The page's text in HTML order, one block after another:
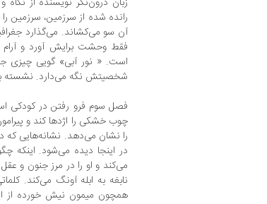
رانده شده از سرزمین، سرزمین
آن سو می‌کشاند. می‌گذارد
فقط وحشت برایش آورد و
است. « نور آبی» گویی چیزی
شخصیتش نگه می‌دارد. نشسته
فصل سوم فرو رفتن در کودکی
چوب خشکی را اژدها کند و
را نشان می‌دهد. نشانه‌هایی که
در اینجا دیده می‌شود. اینکه
می‌کند و او را در مرز جنون و عقل
نابغه به ابله آونگ می‌کند.
همچون میمون نیش خورده از